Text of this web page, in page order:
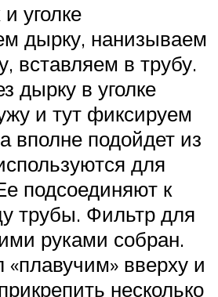
уголке
дырку, нанизываем
вставляем в трубу.
дырку в уголке
и тут фиксируем
вполне подойдет из
для
подсоединяют к
трубы. Фильтр для
руками собран.
вверху и
несколько